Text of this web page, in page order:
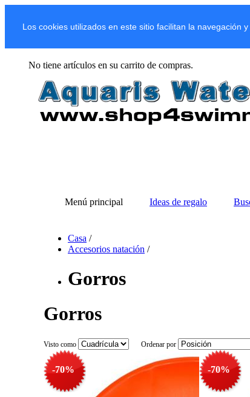
Los cookies utilizados en este sitio facilitan la navegación
No tiene artículos en su carrito de compras.
Menú principal Ideas de regalo
Casa /
Accesorios natación /
Gorros
Gorros
Visto como Ordenar por
-70% -70%